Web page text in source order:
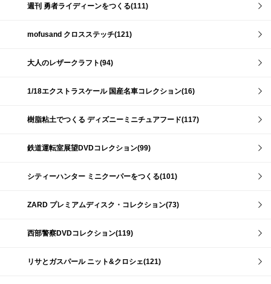
週刊 勇者ライディーンをつくる(111)
mofusand クロスステッチ(121)
大人のレザークラフト(94)
1/18エクストラスケール 国産名車コレクション(16)
樹脂粘土でつくる ディズニーミニチュアフード(117)
鉄道運転室展望DVDコレクション(99)
シティーハンター ミニクーパーをつくる(101)
ZARD プレミアムディスク・コレクション(73)
西部警察DVDコレクション(119)
リサとガスパール ニット&クロシェ(121)